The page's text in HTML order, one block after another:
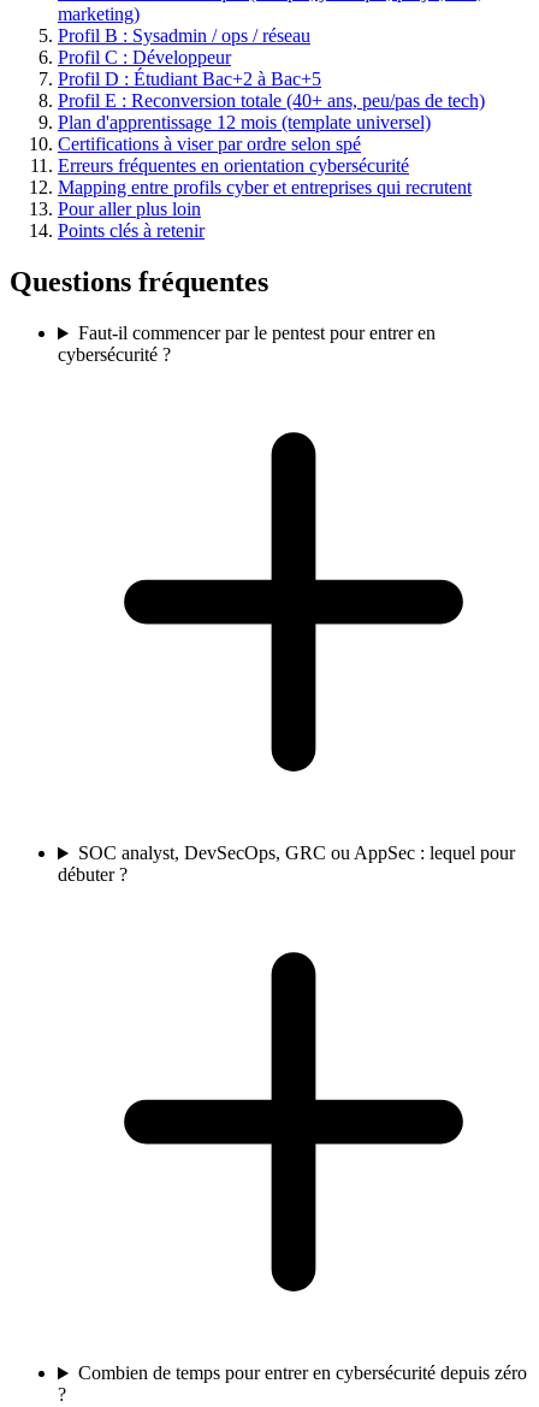
marketing)
Profil B : Sysadmin / ops / réseau
Profil C : Développeur
Profil D : Étudiant Bac+2 à Bac+5
Profil E : Reconversion totale (40+ ans, peu/pas de tech)
Plan d'apprentissage 12 mois (template universel)
Certifications à viser par ordre selon spé
Erreurs fréquentes en orientation cybersécurité
Mapping entre profils cyber et entreprises qui recrutent
Pour aller plus loin
Points clés à retenir
Questions fréquentes
Faut-il commencer par le pentest pour entrer en
cybersécurité ?
SOC analyst, DevSecOps, GRC ou AppSec : lequel pour
débuter ?
Combien de temps pour entrer en cybersécurité depuis zéro
?